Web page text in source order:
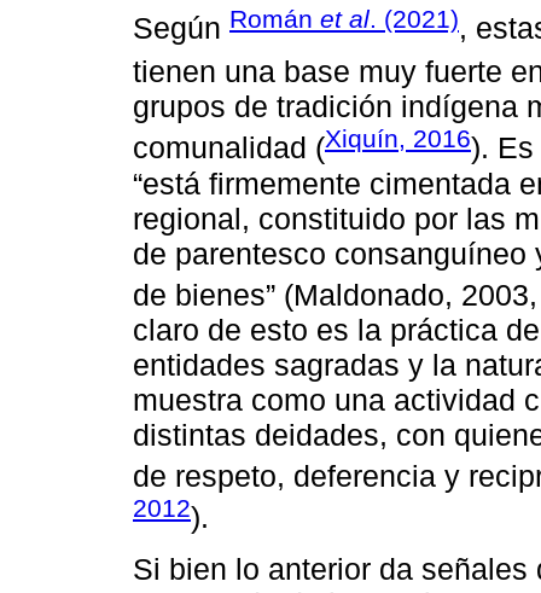
Según Román et al. (2021),
tienen una base muy fuerte
grupos de tradición indígena
comunalidad (Xiquín, 2016).
“está firmemente cimentada
regional, constituido por las
de parentesco
de bienes” (Maldonado,
claro de esto es la práctica
entidades sagradas y la
muestra como una actividad
distintas deidades, con
de respeto, deferencia y
2012).
Si bien lo anterior da